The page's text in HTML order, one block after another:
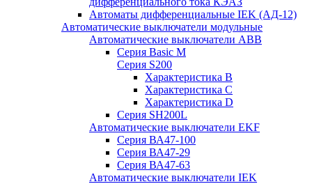
Автоматы дифференциальные IEK (АД-12)
Автоматические выключатели модульные
Автоматические выключатели ABB
Серия Basic M
Серия S200
Характеристика B
Характеристика C
Характеристика D
Серия SH200L
Автоматические выключатели EKF
Серия ВА47-100
Серия ВА47-29
Серия ВА47-63
Автоматические выключатели IEK